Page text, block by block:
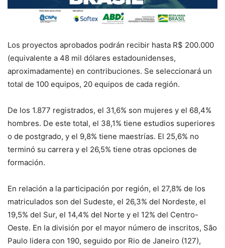
Los proyectos aprobados podrán recibir hasta R$ 200.000
(equivalente a 48 mil dólares estadounidenses,
aproximadamente) en contribuciones. Se seleccionará un
total de 100 equipos, 20 equipos de cada región.
De los 1.877 registrados, el 31,6% son mujeres y el 68,4%
hombres. De este total, el 38,1% tiene estudios superiores
o de postgrado, y el 9,8% tiene maestrías. El 25,6% no
terminó su carrera y el 26,5% tiene otras opciones de
formación.
En relación a la participación por región, el 27,8% de los
matriculados son del Sudeste, el 26,3% del Nordeste, el
19,5% del Sur, el 14,4% del Norte y el 12% del Centro-
Oeste. En la división por el mayor número de inscritos, São
Paulo lidera con 190, seguido por Rio de Janeiro (127),